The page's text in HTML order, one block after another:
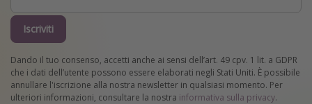
Iscriviti
Dando il tuo consenso, accetti anche ai sensi dell’art. 49 cpv. 1 lit. a GDPR
che i dati dell’utente possono essere elaborati negli Stati Uniti. È possibile
annullare l'iscrizione alla nostra newsletter in qualsiasi momento. Per
ulteriori informazioni, consultare la nostra informativa sulla privacy.